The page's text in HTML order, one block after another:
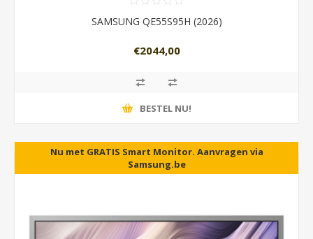
SAMSUNG QE55S95H (2026)
€2044,00
BESTEL NU!
Nu met GRATIS Smart Monitor. Aanvragen via
Samsung.be